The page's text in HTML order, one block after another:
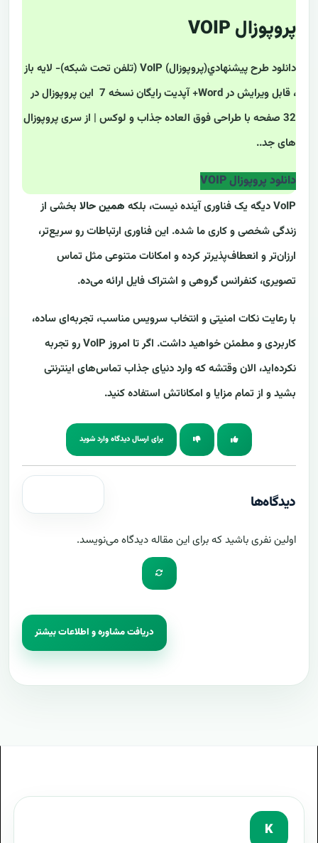
پروپوزال VOIP
دانلود طرح پيشنهادي(پروپوزال) VoIP (تلفن تحت شبکه)- لایه باز
، قابل ویرایش در Word+ آپدیت رایگان نسخه 7 این پروپوزال در
32 صفحه با طراحی فوق العاده جذاب و لوکس | از سری پروپوزال
های جد..
دانلود پروپوزال VOIP
VoIP دیگه یک فناوری آینده نیست، بلکه همین حالا بخشی از
زندگی شخصی و کاری ما شده. این فناوری ارتباطات رو سریع‌تر،
ارزان‌تر و انعطاف‌پذیرتر کرده و امکانات متنوعی مثل تماس
تصویری، کنفرانس گروهی و اشتراک فایل ارائه می‌ده.
با رعایت نکات امنیتی و انتخاب سرویس مناسب، تجربه‌ای ساده،
کاربردی و مطمئن خواهید داشت. اگر تا امروز VoIP رو تجربه
نکرده‌اید، الان وقتشه که وارد دنیای جذاب تماس‌های اینترنتی
بشید و از تمام مزایا و امکاناتش استفاده کنید.
برای ارسال دیدگاه وارد شوید
دیدگاه‌ها
اولین نفری باشید که برای این مقاله دیدگاه می‌نویسد.
دریافت مشاوره و اطلاعات بیشتر
K